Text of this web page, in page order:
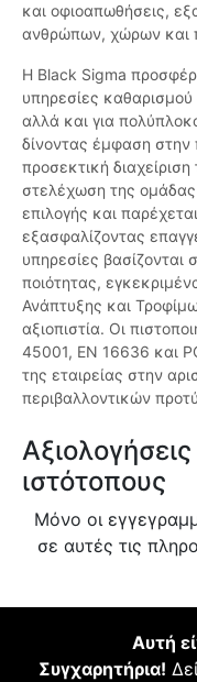
και οφιοαπωθήσεις,
ανθρώπων, χώρων και
Η Black Sigma
υπηρεσίες
αλλά και για
δίνοντας έμφαση στην
προσεκτική
στελέχωση της ομάδας
επιλογής και
εξασφαλίζοντας
υπηρεσίες
ποιότητας,
Ανάπτυξης και
αξιοπιστία. Οι
45001, EN 16636 και
της εταιρείας στην
περιβαλλοντικών
ιστότοπους
Μόνο οι
σε αυτές τις
Αυτή
Συγχαρητήρια!